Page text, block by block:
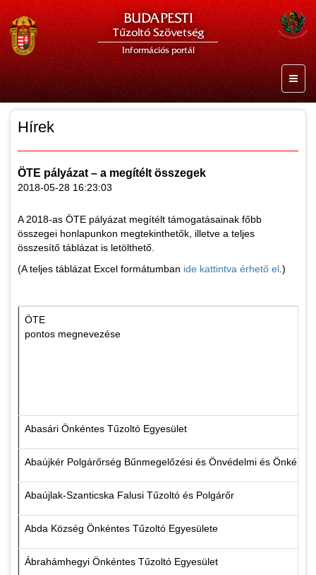
BUDAPESTI
Tűzoltó Szövetség
Információs portál
Hírek
ÖTE pályázat – a megítélt összegek
2018-05-28 16:23:03
A 2018-as ÖTE pályázat megítélt támogatásainak főbb
összegei honlapunkon megtekinthetők, illetve a teljes
összesítő táblázat is letölthető.
(A teljes táblázat Excel formátumban ide kattintva érhető el .)
ÖTE
pontos megnevezése
Abasári Önkéntes Tűzoltó Egyesület
Abaújkér Polgárőrség Bűnmegelőzési és Önvédelmi és
Abaújlak-Szanticska Falusi Tűzoltó és Polgárőr
Abda Község Önkéntes Tűzoltó Egyesülete
Ábrahámhegyi Önkéntes Tűzoltó Egyesület